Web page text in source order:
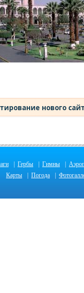
нового
Гербы Гимны
Карты
Погода